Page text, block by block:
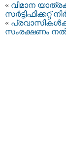
« വിമാന
സര്‍ട്ടിഫിക്കറ്റ്‌
«
സംരക്ഷണം